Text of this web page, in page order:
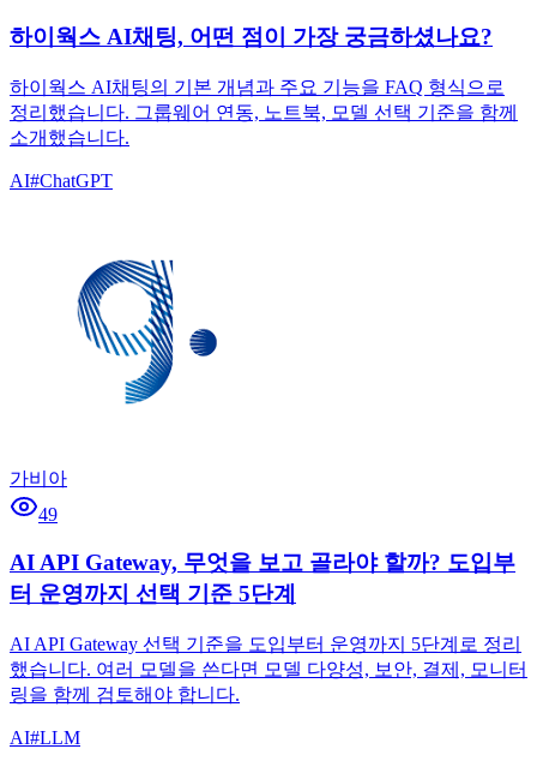
하이웍스 AI채팅, 어떤 점이 가장 궁금하셨나요?
하이웍스 AI채팅의 기본 개념과 주요 기능을 FAQ 형식으로
정리했습니다. 그룹웨어 연동, 노트북, 모델 선택 기준을 함께
소개했습니다.
AI#ChatGPT
가비아
49
AI API Gateway, 무엇을 보고 골라야 할까? 도입부
터 운영까지 선택 기준 5단계
AI API Gateway 선택 기준을 도입부터 운영까지 5단계로 정리
했습니다. 여러 모델을 쓴다면 모델 다양성, 보안, 결제, 모니터
링을 함께 검토해야 합니다.
AI#LLM